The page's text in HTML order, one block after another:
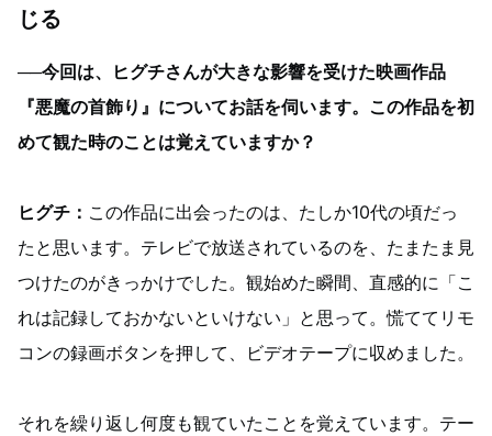
じる
──今回は、ヒグチさんが大きな影響を受けた映画作品
『悪魔の首飾り』についてお話を伺います。この作品を初
めて観た時のことは覚えていますか？
ヒグチ： この作品に出会ったのは、たしか10代の頃だっ
たと思います。テレビで放送されているのを、たまたま見
つけたのがきっかけでした。観始めた瞬間、直感的に「こ
れは記録しておかないといけない」と思って。慌ててリモ
コンの録画ボタンを押して、ビデオテープに収めました。
それを繰り返し何度も観ていたことを覚えています。テー